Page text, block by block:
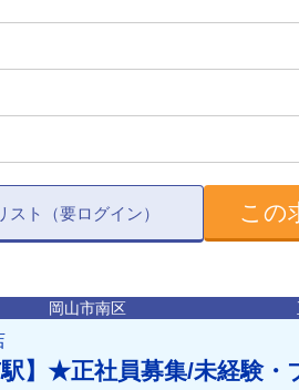
スト（要ログイン） この
岡山市南区
駅】★正社員募集/未経験